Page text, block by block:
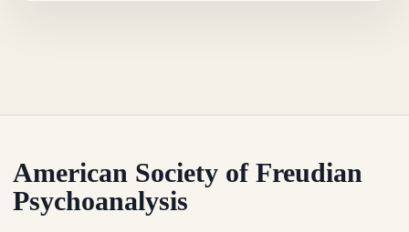
American Society of Freudian
Psychoanalysis